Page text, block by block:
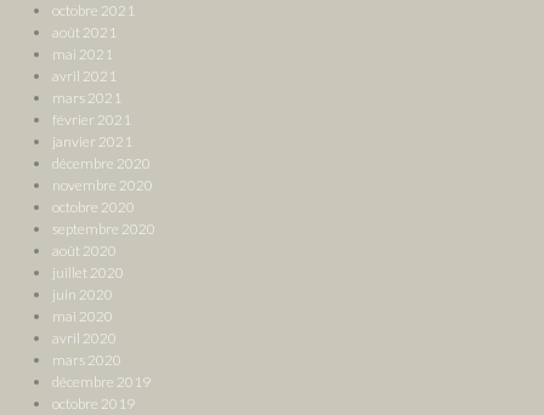
octobre 2021
août 2021
mai 2021
avril 2021
mars 2021
février 2021
janvier 2021
décembre 2020
novembre 2020
octobre 2020
septembre 2020
août 2020
juillet 2020
juin 2020
mai 2020
avril 2020
mars 2020
décembre 2019
octobre 2019